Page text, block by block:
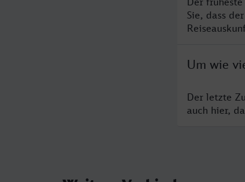
Sie, dass
Um wie
Der letzte
auch hier,